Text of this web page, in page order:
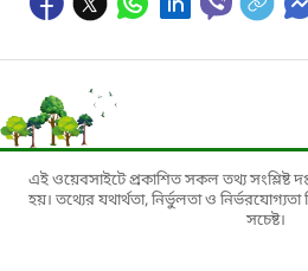
এই ওয়েবসাইটে প্রকাশিত সকল তথ্য সংশ্লিষ্ট
হয়। তথ্যের যথার্থতা, নির্ভুলতা ও নির্ভরযোগ্যতা
সচেষ্ট।